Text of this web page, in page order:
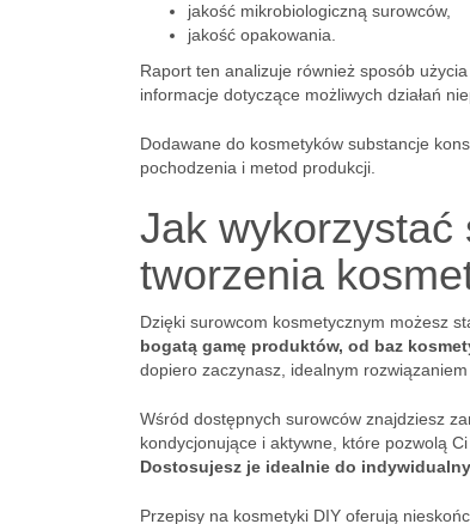
jakość mikrobiologiczną surowców,
jakość opakowania.
Raport ten analizuje również sposób
informacje dotyczące możliwych działań
Dodawane do kosmetyków substancje
pochodzenia i metod produkcji.
Jak wykorzystać
tworzenia
Dzięki surowcom kosmetycznym możesz
bogatą gamę produktów, od baz
dopiero zaczynasz, idealnym
Wśród dostępnych surowców znajdziesz
kondycjonujące i aktywne, które pozwolą
Dostosujesz je idealnie do
Przepisy na kosmetyki DIY oferują